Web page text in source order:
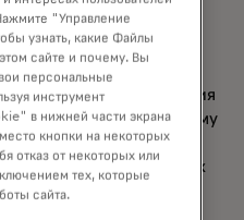
правила игры? Во-
возможным то, что
Пространственные
для преобразования
согласно последнему
пространственные
новых технологических
в нашу
покупки, торговлю,
"Управление
узнать, какие Файлы
сайте и почему. Вы
персональные
инструмент
в нижней части экрана
кнопки на некоторых
отказ от некоторых или
тех, которые
сайта.